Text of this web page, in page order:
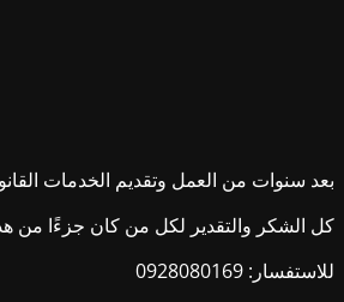
بعد سنوات من العمل وتقديم الخدمات
كل الشكر والتقدير لكل من كان جزءًا من
للاستفسار: 0928080169